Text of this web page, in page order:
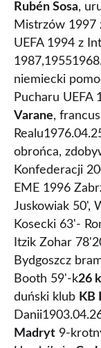
Rubén Sosa,
Mistrzów 1997
UEFA 1994 z
niemiecki
Pucharu UEFA
Varane,
obrońca,
Konfederacji
EME 1996
Juskowiak 50',
Kosecki 63'-
Itzik Zohar
Bydgoszcz
Booth 59'-k26
duński klub KB
Madryt 9-